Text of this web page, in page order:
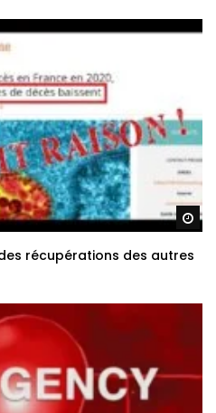
récupérations des autres